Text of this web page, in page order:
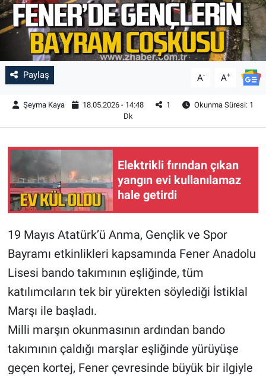
Paylaş A- A+
Şeyma Kaya 18.05.2026 - 14:48 1
Okunma Süresi: 1
Dk
Elektrikli fırından çıkan
yangın evi kullanılamaz
hale getirdi
19 Mayıs Atatürk’ü Anma, Gençlik ve Spor
Bayramı etkinlikleri kapsamında Fener Anadolu
Lisesi bando takımının eşliğinde, tüm
katılımcıların tek bir yürekten söylediği İstiklal
Marşı ile başladı.
Milli marşın okunmasının ardından bando
takımının çaldığı marşlar eşliğinde yürüyüşe
geçen kortej, Fener çevresinde büyük bir ilgiyle